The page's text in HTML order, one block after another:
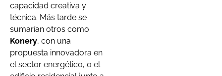
capacidad creativa y
técnica. Más tarde se
sumarían otros como
Konery, con una
propuesta innovadora en
el sector energético, o el